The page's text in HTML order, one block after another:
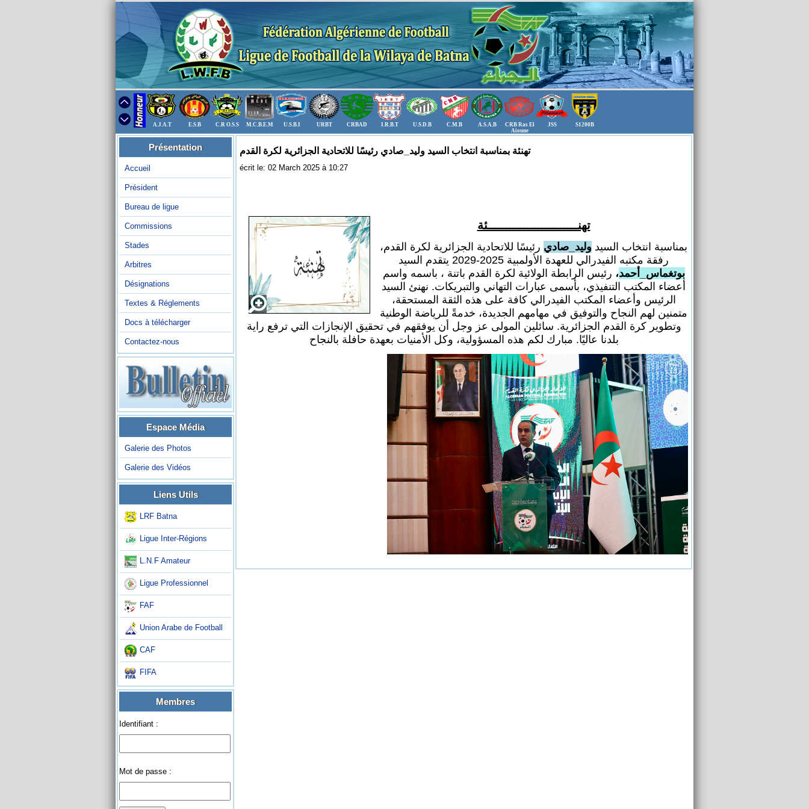
A.J.A.T E.S.B C.R O.S.S M.C.B.E.M U.S.B.I URBT CRBAD I.R.B.T U.S.D.B C.M.B A.S.A.B
CRB Ras El
Aioune
JSS S1200B
Présentation
Accueil
Président
Bureau de ligue
Commissions
Stades
Arbitres
Désignations
Textes & Réglements
Docs à télécharger
Contactez-nous
Espace Média
Galerie des Photos
Galerie des Vidéos
Liens Utils
LRF Batna
Ligue Inter-Régions
L.N.F Amateur
Ligue Professionnel
FAF
Union Arabe de Football
CAF
FIFA
Membres
Identifiant :
Mot de passe :
تهنئة بمناسبة انتخاب السيد وليد_صادي رئيسًا للاتحادية الجزائرية لكرة القدم
écrit le: 02 March 2025 à 10:27
تهنـــــــــــــــــــــــــئة
بمناسبة انتخاب السيد وليد_صادي رئيسًا للاتحادية الجزائرية لكرة القدم،
رفقة مكتبه الفيدرالي للعهدة الأولمبية 2025-2029 يتقدم السيد
بوتغماس_أحمد، رئيس الرابطة الولائية لكرة القدم باتنة ، باسمه واسم
أعضاء المكتب التنفيذي، بأسمى عبارات التهاني والتبريكات. نهنئ السيد
الرئيس وأعضاء المكتب الفيدرالي كافة على هذه الثقة المستحقة،
متمنين لهم النجاح والتوفيق في مهامهم الجديدة، خدمةً للرياضة الوطنية
وتطوير كرة القدم الجزائرية. سائلين المولى عز وجل أن يوفقهم في تحقيق الإنجازات التي ترفع راية
بلدنا عاليًا. مبارك لكم هذه المسؤولية، وكل الأمنيات بعهدة حافلة بالنجاح